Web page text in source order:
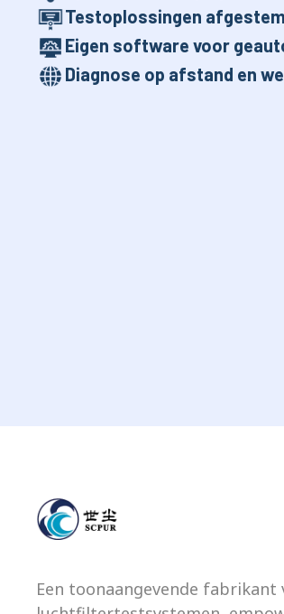
Testoplossingen
Eigen software voor
Diagnose op afstand en
Een toonaangevende